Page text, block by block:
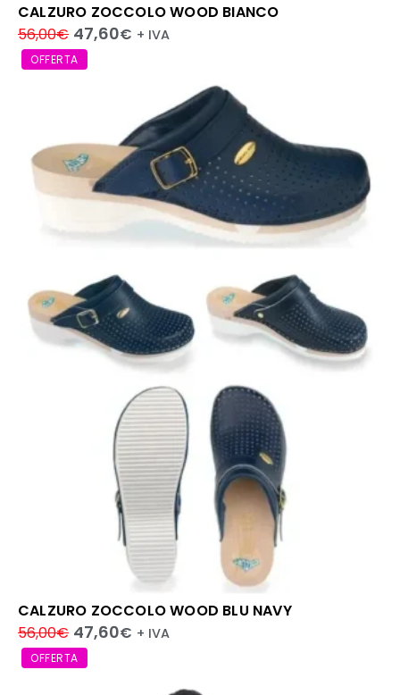
CALZURO ZOCCOLO WOOD BIANCO
56,00€ 47,60€ + IVA
OFFERTA
CALZURO ZOCCOLO WOOD BLU NAVY
56,00€ 47,60€ + IVA
OFFERTA